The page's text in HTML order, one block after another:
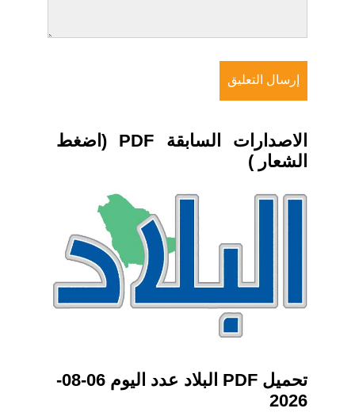
الاصدارات السابقة PDF (اضغط
الشعار )
تحميل PDF البلاد عدد اليوم 06-08-
2026